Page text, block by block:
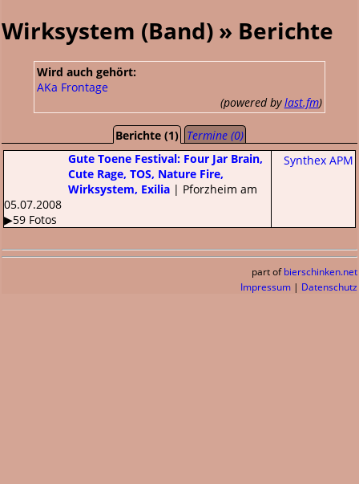
Wirksystem (Band) » Berichte
Wird auch gehört:
AKa Frontage
(powered bylast.fm)
Berichte (1) Termine (0)
Synthex APM
Gute Toene Festival: Four Jar Brain,
Cute Rage, TOS, Nature Fire,
Wirksystem, Exilia | Pforzheim am
05.07.2008
▶59 Fotos
part of bierschinken.net
Impressum | Datenschutz